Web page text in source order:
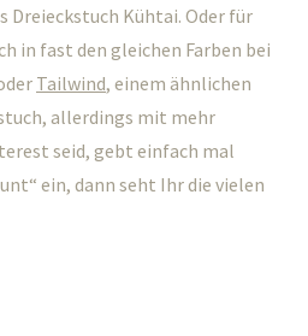
Dreieckstuch Kühtai. Oder für
in fast den gleichen Farben bei
Tailwind, einem ähnlichen
allerdings mit mehr
seid, gebt einfach mal
ein, dann seht Ihr die vielen